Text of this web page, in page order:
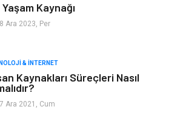
Organizasyon
Spor
Anne & Çocuk
Yaşam Kaynağı
Ara 2023, Per
& İNTERNET
Kaynakları Süreçleri Nasıl
Ara 2021, Cum